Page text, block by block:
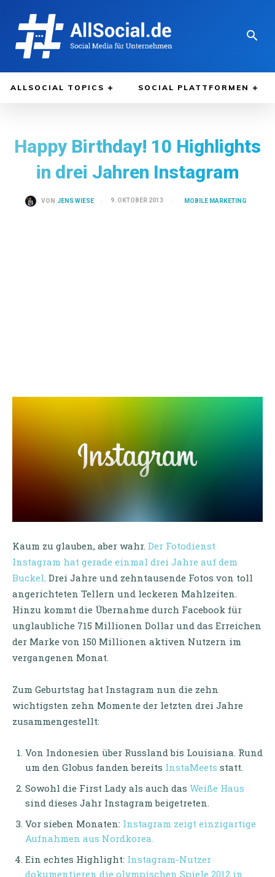
ALLSOCIAL TOPICS SOCIAL PLATTFORMEN
Happy Birthday! 10 Highlights
in drei Jahren Instagram
VON JENS WIESE 9. OKTOBER 2013 MOBILE MARKETING
Kaum zu glauben, aber wahr. Der Fotodienst
Instagram hat gerade einmal drei Jahre auf dem
Buckel . Drei Jahre und zehntausende Fotos von toll
angerichteten Tellern und leckeren Mahlzeiten.
Hinzu kommt die Übernahme durch Facebook für
unglaubliche 715 Millionen Dollar und das Erreichen
der Marke von 150 Millionen aktiven Nutzern im
vergangenen Monat.
Zum Geburtstag hat Instagram nun die zehn
wichtigsten zehn Momente der letzten drei Jahre
zusammengestellt:
Von Indonesien über Russland bis Louisiana. Rund
um den Globus fanden bereits InstaMeets statt.
Sowohl die First Lady als auch das Weiße Haus
sind dieses Jahr Instagram beigetreten.
Vor sieben Monaten: Instagram zeigt einzigartige
Aufnahmen aus Nordkorea.
Ein echtes Highlight: Instagram-Nutzer
dokumentieren die olympischen Spiele 2012 in